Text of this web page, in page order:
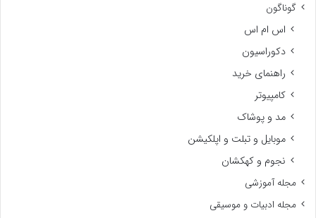
گوناگون
اس ام اس
دکوراسیون
راهنمای خرید
کامپیوتر
مد و پوشاک
موبایل و تبلت و اپلکیشن
نجوم و کهکشان
مجله آموزشی
مجله ادبیات و موسیقی